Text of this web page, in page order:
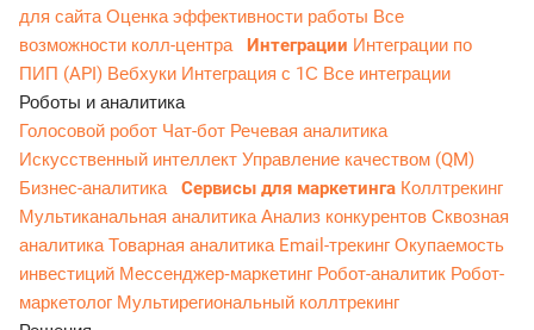
для сайтаОценка эффективности работы Все
возможности колл-центра
Интеграции Интеграции по
ПИП (API) Вебхуки Интеграция с 1С Все интеграции
Роботы и аналитика
Голосовой робот Чат-бот Речевая аналитика
Искусственный интеллект Управление качеством (QM)
Бизнес-аналитика
Сервисы для маркетинга Коллтрекинг
Мультиканальная аналитикаАнализ конкурентов Сквозная
аналитикаТоварная аналитика Email-трекинг Окупаемость
инвестиций Мессенджер‑маркетинг Робот-аналитик Робот-
маркетолог Мультирегиональный коллтрекинг